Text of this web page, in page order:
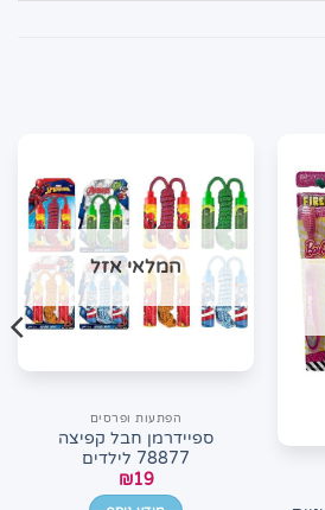
המלאי אזל
הפתעות ופרסים
ספיידרמן חבל קפיצה
78877 לילדים
₪19